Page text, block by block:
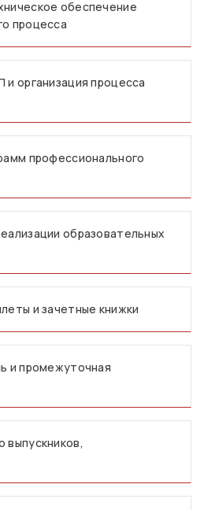
обеспечение
процесса
организация процесса
профессионального
образовательных
и зачетные книжки
и промежуточная
выпускников,